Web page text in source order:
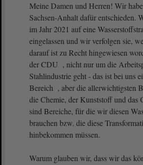
Meine Damen und Herren! Wir
Sachsen-Anhalt dafür entschieden.
im Jahr 2021 auf eine
eingelassen und wir verfolgen sie,
darauf ist zu Recht hingewiesen
der CDU , nicht nur um die
Stahlindustrie geht - das ist bei uns
Bereich , aber die allerwichtigsten
die Chemie, der Kunststoff und das
sind Bereiche, für die wir diesen
brauchen bzw. die diese
hinbekommen müssen.
Warum glauben wir, dass wir das